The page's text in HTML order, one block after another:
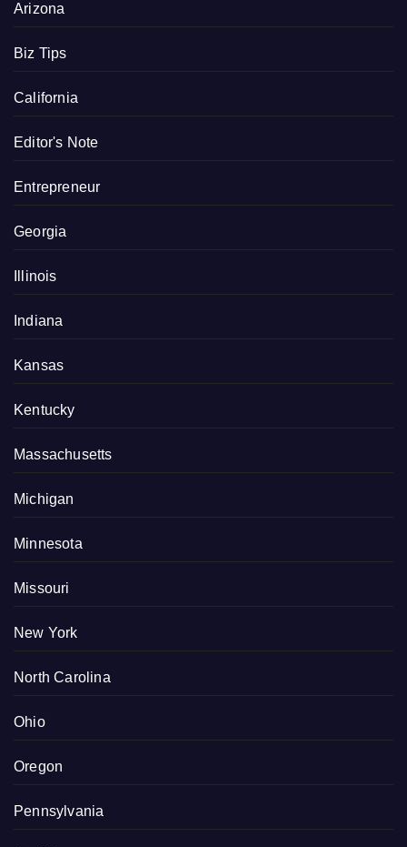
Arizona
Biz Tips
California
Editor's Note
Entrepreneur
Georgia
Illinois
Indiana
Kansas
Kentucky
Massachusetts
Michigan
Minnesota
Missouri
New York
North Carolina
Ohio
Oregon
Pennsylvania